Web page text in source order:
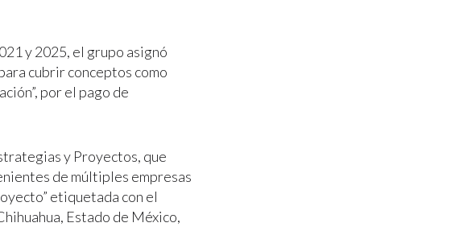
y 2025, el grupo asignó
cubrir conceptos como
por el pago de
y Proyectos, que
de múltiples empresas
etiquetada con el
Estado de México,